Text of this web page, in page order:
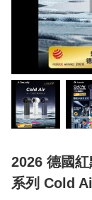
2026 德國
系列 Cold